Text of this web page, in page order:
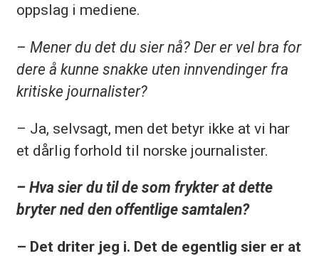
oppslag i mediene.
– Mener du det du sier nå? Der er vel bra for
dere å kunne snakke uten innvendinger fra
kritiske journalister?
– Ja, selvsagt, men det betyr ikke at vi har
et dårlig forhold til norske journalister.
– Hva sier du til de som frykter at dette
bryter ned den offentlige samtalen?
– Det driter jeg i. Det de egentlig sier er at